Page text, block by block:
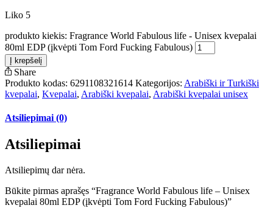
Liko 5
produkto kiekis: Fragrance World Fabulous life - Unisex kvepalai
80ml EDP (įkvėpti Tom Ford Fucking Fabulous)
Į krepšelį
Share
Produkto kodas: 6291108321614 Kategorijos: Arabiški ir Turkiški
kvepalai, Kvepalai, Arabiški kvepalai, Arabiški kvepalai unisex
Atsiliepimai (0)
Atsiliepimai
Atsiliepimų dar nėra.
Būkite pirmas aprašęs “Fragrance World Fabulous life – Unisex
kvepalai 80ml EDP (įkvėpti Tom Ford Fucking Fabulous)”